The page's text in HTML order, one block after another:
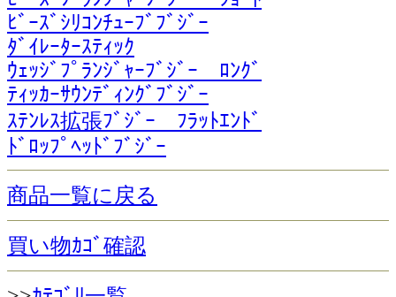
ﾋﾞｰｽﾞｼﾘｺﾝﾁｭｰﾌﾞﾌﾞｼﾞｰ
ﾀﾞｲﾚｰﾀｰｽﾃｨｯｸ
ｳｪｯｼﾞﾌﾟﾗﾝｼﾞｬｰﾌﾞｼﾞｰ ﾛﾝｸﾞ
ﾃｨｯｶｰｻｳﾝﾃﾞｨﾝｸﾞﾌﾞｼﾞｰ
ｽﾃﾝﾚｽ拡張ﾌﾞｼﾞｰ ﾌﾗｯﾄｴﾝﾄﾞ
ﾄﾞﾛｯﾌﾟﾍｯﾄﾞﾌﾞｼﾞｰ
商品一覧に戻る
買い物ｶｺﾞ確認